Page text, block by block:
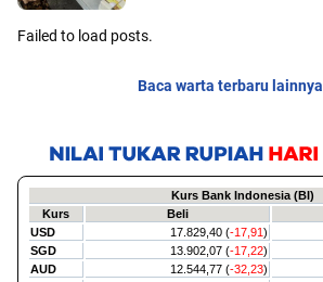
Failed to load posts.
Baca warta terbaru lainnya